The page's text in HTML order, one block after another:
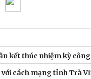
kết thúc nhiệm kỳ
cách mạng tỉnh Trà